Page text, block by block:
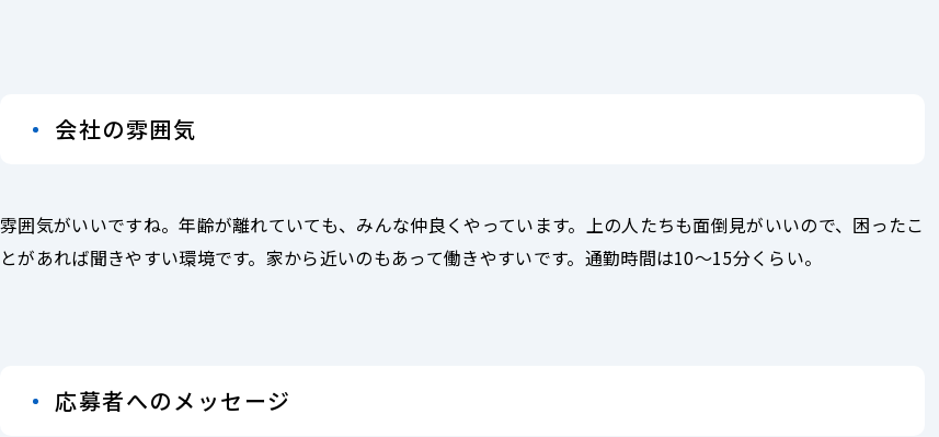
会社の雰囲気
雰囲気がいいですね。年齢が離れていても、みんな仲良くやっています。上の人たちも面倒見がいいので、困ったこ
とがあれば聞きやすい環境です。家から近いのもあって働きやすいです。通勤時間は10～15分くらい。
応募者へのメッセージ